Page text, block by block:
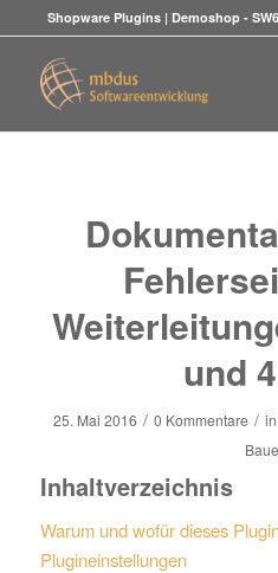
Shopware Plugins | Demoshop - SW6
und
25. Mai 2016 / 0 Kommentare / in
Inhaltverzeichnis
Warum und wofür dieses
Plugineinstellungen